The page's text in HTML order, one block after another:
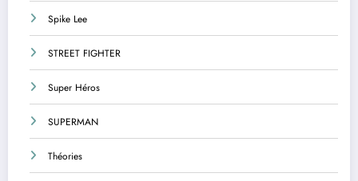
Spike Lee
STREET FIGHTER
Super Héros
SUPERMAN
Théories